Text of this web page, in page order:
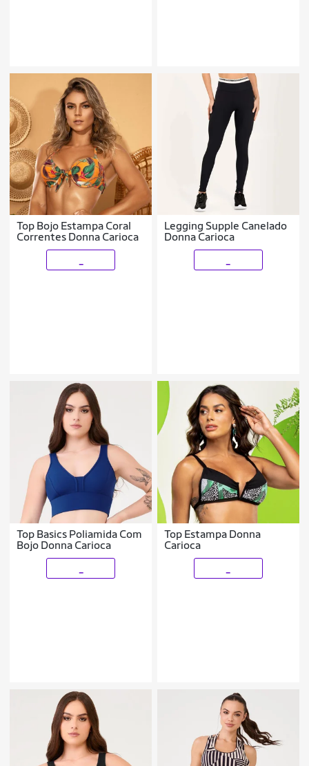
Top Bojo Estampa Coral
Correntes Donna Carioca
Legging Supple Canelado
Donna Carioca
Top Basics Poliamida Com
Bojo Donna Carioca
Top Estampa Donna
Carioca